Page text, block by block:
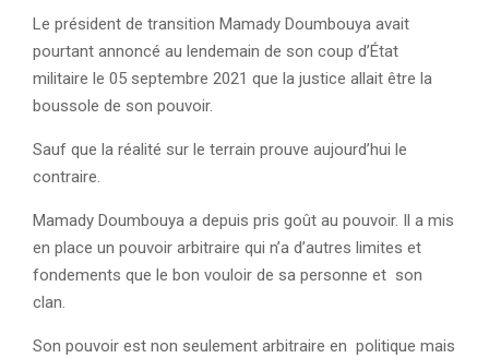
Le président de transition Mamady Doumbouya avait
pourtant annoncé au lendemain de son coup d’État
militaire le 05 septembre 2021 que la justice allait être la
boussole de son pouvoir.
Sauf que la réalité sur le terrain prouve aujourd’hui le
contraire.
Mamady Doumbouya a depuis pris goût au pouvoir. Il a mis
en place un pouvoir arbitraire qui n’a d’autres limites et
fondements que le bon vouloir de sa personne et son
clan.
Son pouvoir est non seulement arbitraire en politique mais